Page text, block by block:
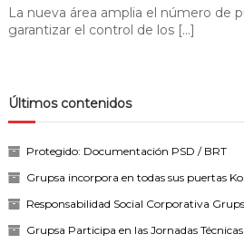
La nueva área amplia el número de
garantizar el control de los […]
Últimos contenidos
Protegido: Documentación PSD / BRT
Grupsa incorpora en todas sus puertas
Responsabilidad Social Corporativa
Grupsa Participa en las Jornadas